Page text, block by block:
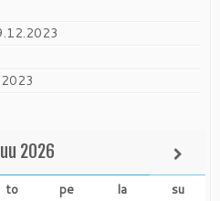
2026
to pe la
su